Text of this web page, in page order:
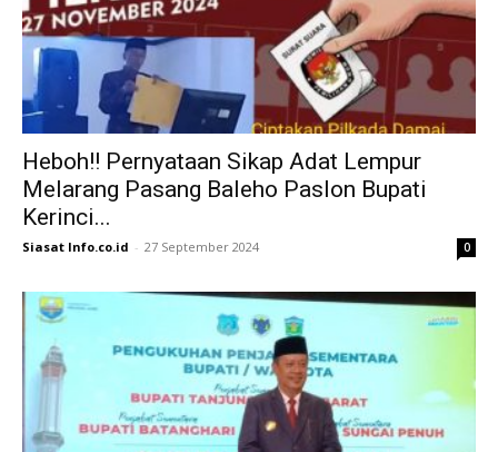
Heboh!! Pernyataan Sikap Adat Lempur
Melarang Pasang Baleho Paslon Bupati
Kerinci...
Siasat Info.co.id - 27 September 2024 0